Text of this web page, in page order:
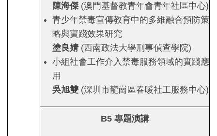
陳海傑 (澳門基督教青年會青年社區中心)
青少年禁毒宣傳教育中的多維融合預防策
略與實踐效果研究
塗良婧(西南政法大學刑事偵查學院)
小組社會工作介入禁毒服務領域的實踐應
用
吳旭雙 (深圳市龍崗區春暖社工服務中心)
B5 專題演講